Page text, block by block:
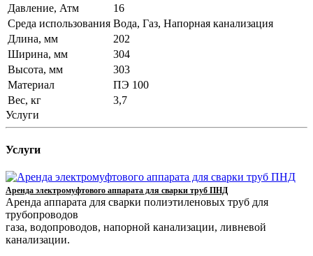
Давление, Атм
16
Среда использования Вода, Газ, Напорная канализация
Длина, мм
202
Ширина, мм
304
Высота, мм
303
Материал
ПЭ 100
Вес, кг
3,7
Услуги
Услуги
Аренда электромуфтового аппарата для сварки труб ПНД
Аренда аппарата для сварки полиэтиленовых труб для
трубопроводов
газа, водопроводов, напорной канализации, ливневой
канализации.